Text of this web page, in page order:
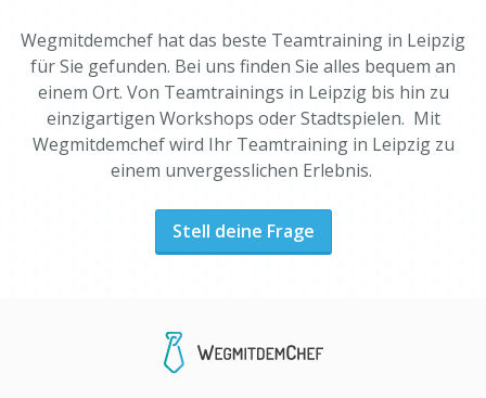
Wegmitdemchef hat das beste Teamtraining in Leipzig
für Sie gefunden. Bei uns finden Sie alles bequem an
einem Ort. Von Teamtrainings in Leipzig bis hin zu
einzigartigen Workshops oder Stadtspielen. Mit
Wegmitdemchef wird Ihr Teamtraining in Leipzig zu
einem unvergesslichen Erlebnis.
Stell deine Frage